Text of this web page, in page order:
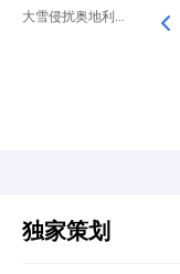
大雪侵扰奥地利...
独家策划